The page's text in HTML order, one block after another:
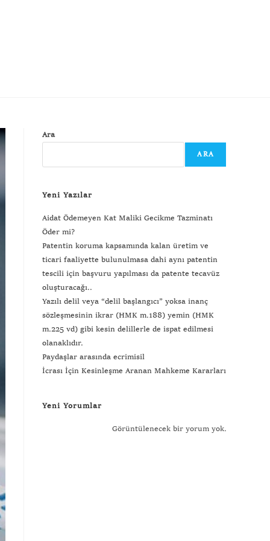
Ara
ARA
Yeni Yazılar
Aidat Ödemeyen Kat Maliki Gecikme Tazminatı
Öder mi?
Patentin koruma kapsamında kalan üretim ve
ticari faaliyette bulunulmasa dahi aynı patentin
tescili için başvuru yapılması da patente tecavüz
oluşturacağı..
Yazılı delil veya “delil başlangıcı” yoksa inanç
sözleşmesinin ikrar (HMK m.188) yemin (HMK
m.225 vd) gibi kesin delillerle de ispat edilmesi
olanaklıdır.
Paydaşlar arasında ecrimisil
İcrası İçin Kesinleşme Aranan Mahkeme Kararları
Yeni Yorumlar
Görüntülenecek bir yorum yok.